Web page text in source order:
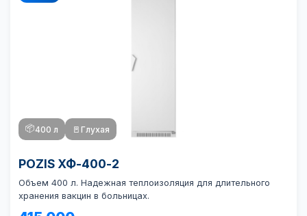
📦400 л 🚪 Глухая
POZIS ХФ-400-2
Объем 400 л. Надежная теплоизоляция для длительного
хранения вакцин в больницах.